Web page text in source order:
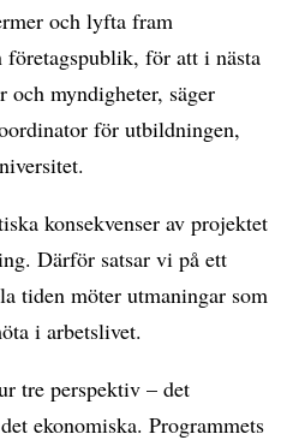
och lyfta fram
för att i nästa
myndigheter, säger
för utbildningen,
konsekvenser av projektet
Därför satsar vi på ett
tiden möter utmaningar som
i arbetslivet.
tre perspektiv – det
ekonomiska. Programmets